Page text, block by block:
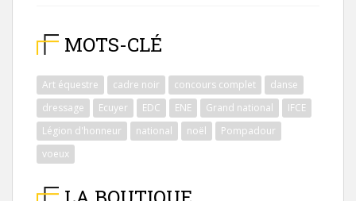
MOTS-CLÉ
Art équestre cadre noir concours complet
danse
dressage
Ecuyer EDC ENE Grand national
IFCE
Légion d'honneur
national noël
Pompadour
voeux